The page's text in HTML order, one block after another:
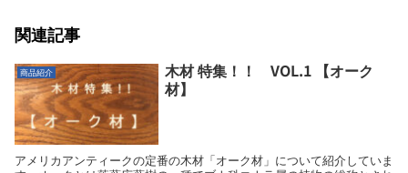
関連記事
商品紹介
木材 特集！！ VOL.1 【オーク
材】
アメリカアンティークの定番の木材「オーク材」について紹介していま